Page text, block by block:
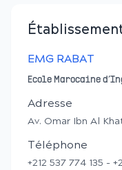
EMG RABAT
Ecole Marocaine
Adresse
Av. Omar Ibn Al
Téléphone
+212 537 774 135 -